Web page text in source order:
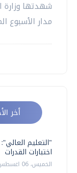
شهدتها وزارة
مدار الأسبوع
أخر
"التعليم
اختبارات القدرات
الخميس، 06 اغسطس 2026 11:42 ص